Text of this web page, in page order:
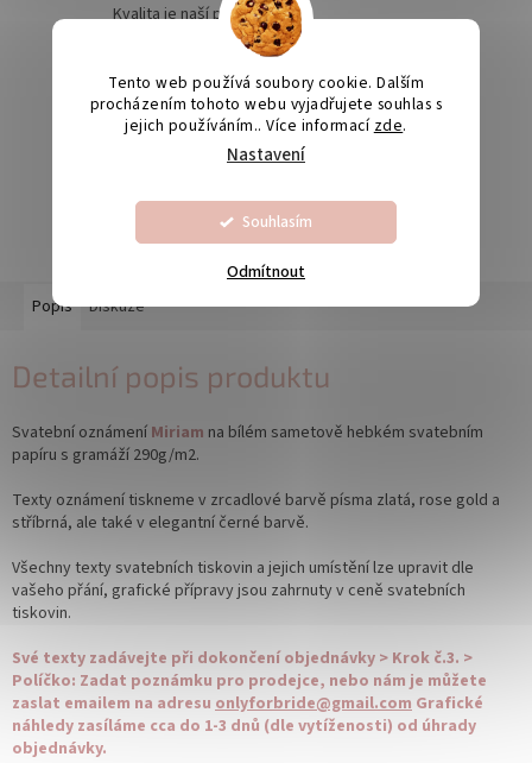
Tento web používá soubory cookie. Dalším
procházením tohoto webu vyjadřujete souhlas s
jejich používáním.. Více informací zde.
Nastavení
Odmítnout
Souhlasím
Kvalita je naší prioritou
Odesíláme na Slovensko
Výroba svatebních oznámení 5-10 dnů
Popis Diskuze
Detailní popis produktu
Svatební oznámení Miriam na bílém sametově hebkém svatebním
papíru s gramáží 290g/m2.
Texty oznámení tiskneme v zrcadlové barvě písma zlatá, rose gold a
stříbrná, ale také v elegantní černé barvě.
Všechny texty svatebních tiskovin a jejich umístění lze upravit dle
vašeho přání, grafické přípravy jsou zahrnuty v ceně svatebních
tiskovin.
Své texty zadávejte při dokončení objednávky > Krok č.3. >
Políčko: Zadat poznámku pro prodejce, nebo nám je můžete
zaslat emailem na adresu onlyforbride@gmail.com Grafické
náhledy zasíláme cca do 1-3 dnů (dle vytíženosti) od úhrady
objednávky.